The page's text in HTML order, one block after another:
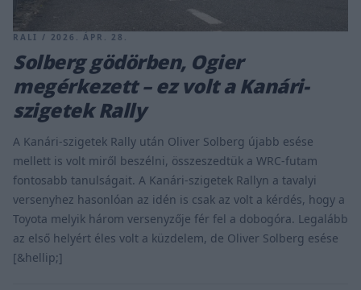
RALI / 2026. ÁPR. 28.
Solberg gödörben, Ogier
megérkezett – ez volt a Kanári-
szigetek Rally
A Kanári-szigetek Rally után Oliver Solberg újabb esése
mellett is volt miről beszélni, összeszedtük a WRC-futam
fontosabb tanulságait. A Kanári-szigetek Rallyn a tavalyi
versenyhez hasonlóan az idén is csak az volt a kérdés, hogy a
Toyota melyik három versenyzője fér fel a dobogóra. Legalább
az első helyért éles volt a küzdelem, de Oliver Solberg esése
[&hellip;]